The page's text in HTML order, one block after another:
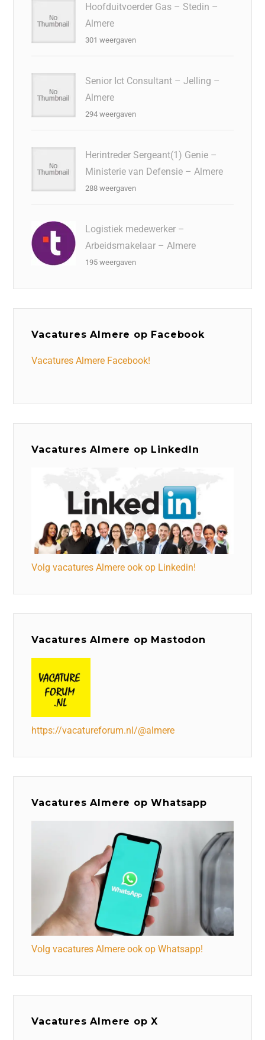
Hoofduitvoerder Gas – Stedin –
Almere
301 weergaven
Senior Ict Consultant – Jelling –
Almere
294 weergaven
Herintreder Sergeant(1) Genie –
Ministerie van Defensie – Almere
288 weergaven
Logistiek medewerker –
Arbeidsmakelaar – Almere
195 weergaven
Vacatures Almere op Facebook
Vacatures Almere Facebook!
Vacatures Almere op LinkedIn
Volg vacatures Almere ook op Linkedin!
Vacatures Almere op Mastodon
https://vacatureforum.nl/@almere
Vacatures Almere op Whatsapp
Volg vacatures Almere ook op Whatsapp!
Vacatures Almere op X